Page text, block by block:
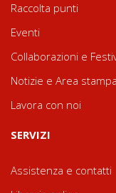
Raccolta punti
Eventi
Collaborazioni e
Notizie e Area stampa
Lavora con noi
SERVIZI
Assistenza e contatti